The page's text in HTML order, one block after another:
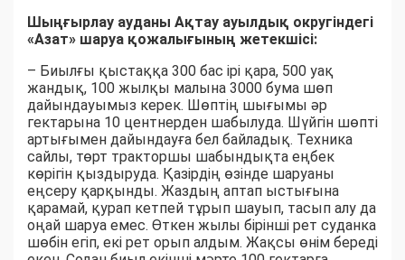
Шыңғырлау ауданы Ақтау ауылдық округіндегі
«Азат» шаруа қожалығының жетекшісі:
– Биылғы қыстаққа 300 бас ірі қара, 500 уақ
жандық, 100 жылқы малына 3000 бума шөп
дайындауымыз керек. Шөптің шығымы әр
гектарына 10 центнерден шабылуда. Шүйгін шөпті
артығымен дайындауға бел байладық. Техника
сайлы, төрт тракторшы шабындықта еңбек
көрігін қыздыруда. Қазірдің өзінде шаруаны
еңсеру қарқынды. Жаздың аптап ыстығына
қарамай, қурап кетпей тұрып шауып, тасып алу да
оңай шаруа емес. Өткен жылы бірінші рет суданка
шөбін егіп, екі рет орып алдым. Жақсы өнім береді